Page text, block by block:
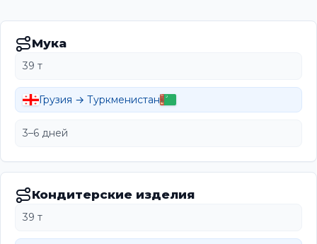
Мука
39 т
Грузия → Туркменистан
3–6 дней
Кондитерские изделия
39 т